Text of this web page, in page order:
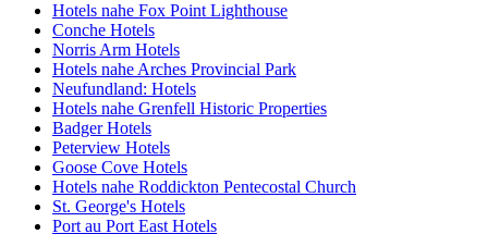
Hotels nahe Fox Point Lighthouse
Conche Hotels
Norris Arm Hotels
Hotels nahe Arches Provincial Park
Neufundland: Hotels
Hotels nahe Grenfell Historic Properties
Badger Hotels
Peterview Hotels
Goose Cove Hotels
Hotels nahe Roddickton Pentecostal Church
St. George's Hotels
Port au Port East Hotels